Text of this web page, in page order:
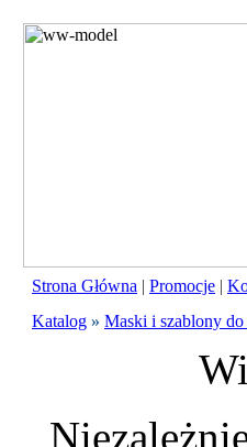
Strona Główna | Promocje |
Katalog » Maski i szablony do